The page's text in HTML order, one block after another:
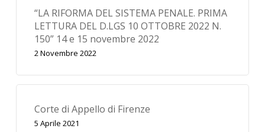
“LA RIFORMA DEL SISTEMA PENALE. PRIMA
LETTURA DEL D.LGS 10 OTTOBRE 2022 N.
150” 14 e 15 novembre 2022
2 Novembre 2022
Corte di Appello di Firenze
5 Aprile 2021